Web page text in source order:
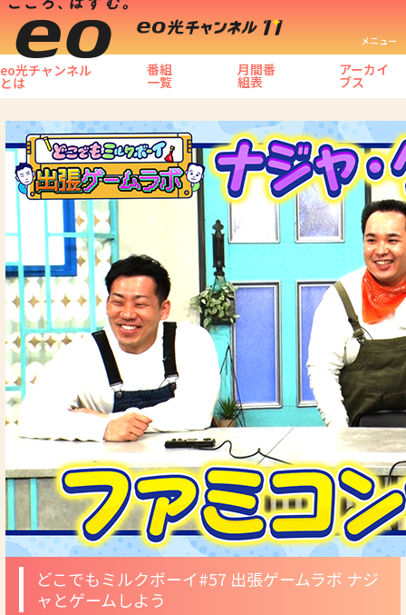
メニュー
eo光チャンネル
とは
番組
一覧
月間番
組表
アーカイ
ブス
どこでもミルクボーイ#57 出張ゲームラボ ナジ
ャとゲームしよう